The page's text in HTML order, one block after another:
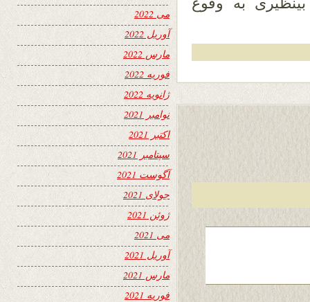
می 2022
آوریل 2022
مارس 2022
فوریه 2022
ژانویه 2022
نوامبر 2021
اکتبر 2021
سپتامبر 2021
آگوست 2021
جولای 2021
ژوئن 2021
می 2021
آوریل 2021
مارس 2021
فوریه 2021